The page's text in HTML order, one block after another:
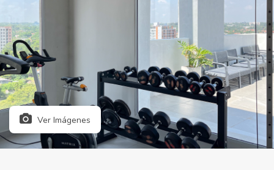
Ver Imágenes